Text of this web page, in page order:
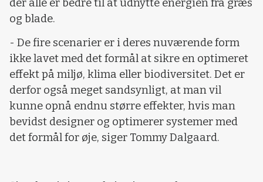
der alle er bedre til at udnytte energien fra græs
og blade.
- De fire scenarier er i deres nuværende form
ikke lavet med det formål at sikre en optimeret
effekt på miljø, klima eller biodiversitet. Det er
derfor også meget sandsynligt, at man vil
kunne opnå endnu større effekter, hvis man
bevidst designer og optimerer systemer med
det formål for øje, siger Tommy Dalgaard.